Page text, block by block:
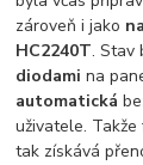
zároveň i jako
HC2240T. Stav
diodami na
automatická
uživatele.
tak získává